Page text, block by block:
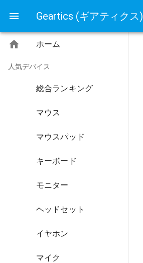
Geartics (ギアティクス)
ホーム
人気デバイス
総合ランキング
マウス
マウスパッド
キーボード
モニター
ヘッドセット
イヤホン
マイク